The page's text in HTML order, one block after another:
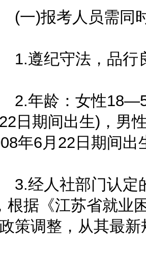
)报考人员需同
遵纪守法，品行
年龄：女性18—50
日期间出生)，男
年6月22日期间出
经人社部门认定
根据《江苏省就业
策调整，从其最新